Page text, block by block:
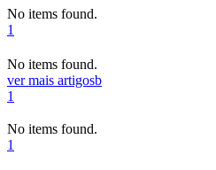
No items found.
1
No items found.
ver mais artigosb
1
No items found.
1